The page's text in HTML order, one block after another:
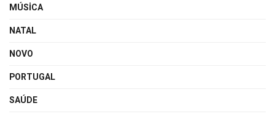
MÚSICA
NATAL
NOVO
PORTUGAL
SAÚDE